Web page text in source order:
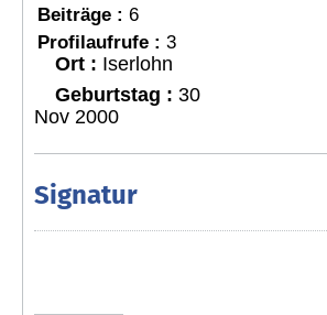
Beiträge : 6
Profilaufrufe : 3
Ort : Iserlohn
Geburtstag : 30
Nov 2000
Signatur